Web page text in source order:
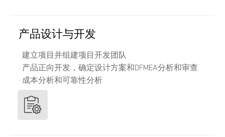
产品设计与开发
· 建立项目并组建项目开发团队
· 产品正向开发，确定设计方案和DFMEA分析和审查
· 成本分析和可靠性分析